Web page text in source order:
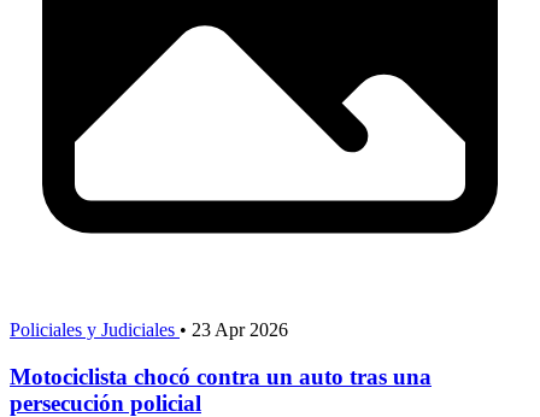
Policiales y Judiciales • 23 Apr 2026
Motociclista chocó contra un auto tras una
persecución policial